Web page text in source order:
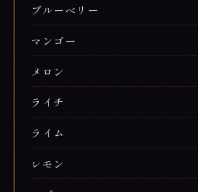
ブルーベリー
マンゴー
メロン
ライチ
ライム
レモン